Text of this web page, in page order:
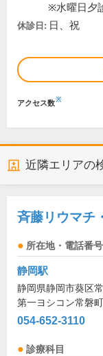
※水曜日夕
休診日: 日、祝
アクセス数※
近隣エリアの
斉藤リウマチ
所在地・電話番号
静岡駅
静岡県静岡市葵区
第一ヨシコン常磐
054-652-3110
診療科目